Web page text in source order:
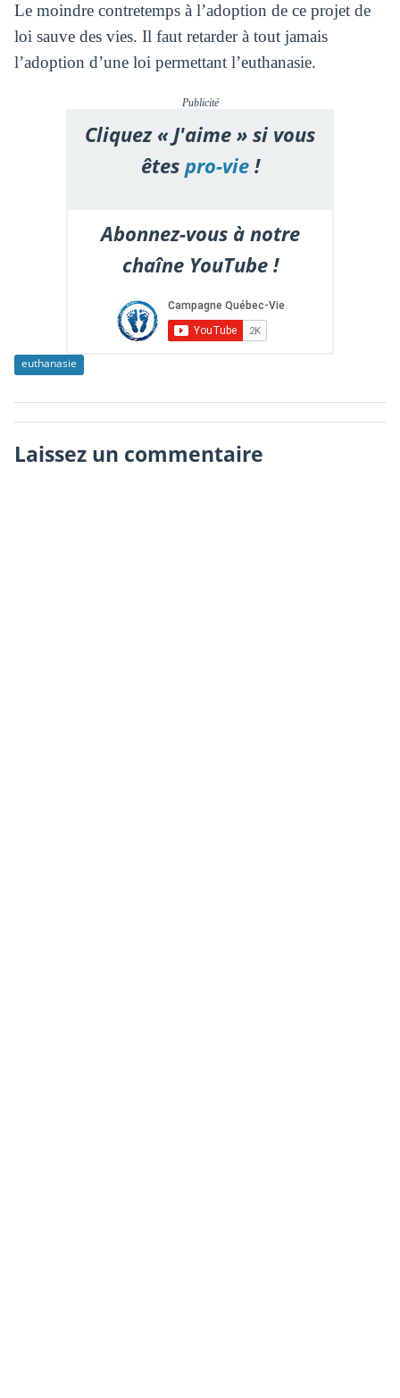
Le moindre contretemps à l’adoption de ce projet de
loi sauve des vies. Il faut retarder à tout jamais
l’adoption d’une loi permettant l’euthanasie.
Publicité
Cliquez « J'aime » si vous
êtespro-vie!
Abonnez-vous à notre
chaîne YouTube !
euthanasie
Laissez un commentaire